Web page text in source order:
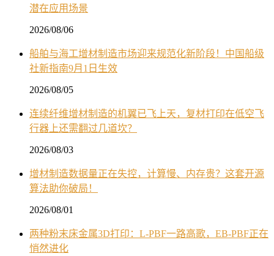
潜在应用场景
2026/08/06
船舶与海工增材制造市场迎来规范化新阶段！中国船级
社新指南9月1日生效
2026/08/05
连续纤维增材制造的机翼已飞上天，复材打印在低空飞
行器上还需翻过几道坎？
2026/08/03
增材制造数据量正在失控，计算慢、内存贵？这套开源
算法助你破局！
2026/08/01
两种粉末床金属3D打印：L-PBF一路高歌，EB-PBF正在
悄然进化